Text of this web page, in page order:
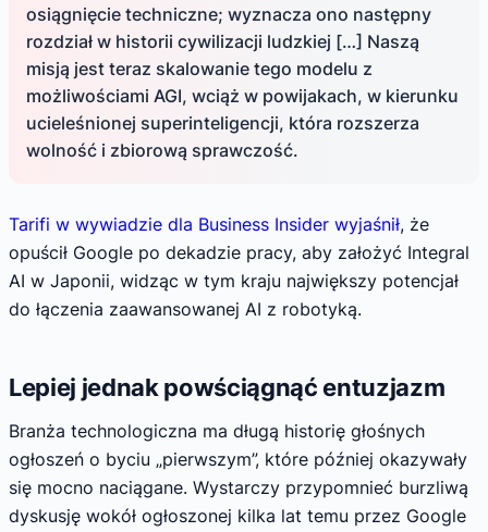
osiągnięcie techniczne; wyznacza ono następny
rozdział w historii cywilizacji ludzkiej […] Naszą
misją jest teraz skalowanie tego modelu z
możliwościami AGI, wciąż w powijakach, w kierunku
ucieleśnionej superinteligencji, która rozszerza
wolność i zbiorową sprawczość.
Tarifi w wywiadzie dla Business Insider wyjaśnił, że
opuścił Google po dekadzie pracy, aby założyć Integral
AI w Japonii, widząc w tym kraju największy potencjał
do łączenia zaawansowanej AI z robotyką.
Lepiej jednak powściągnąć entuzjazm
Branża technologiczna ma długą historię głośnych
ogłoszeń o byciu „pierwszym”, które później okazywały
się mocno naciągane. Wystarczy przypomnieć burzliwą
dyskusję wokół ogłoszonej kilka lat temu przez Google